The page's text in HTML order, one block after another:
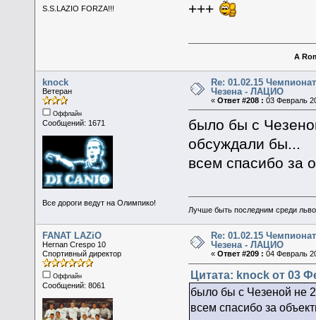
S.S.LAZIO FORZA!!! +++
A
knock
Ветеран
Оффлайн
Сообщений: 1671
Все дороги ведут на Олимпико!
Re: 01.02.15
Чезена - ЛАЦИО
«Ответ #208 : 03 Февраль
было бы с
обсуждали бы...
всем спасибо за
Лучше быть последним среди
FANAT LAZiO
Hernan Crespo 10
Спортивный директор
Оффлайн
Сообщений: 8061
Re: 01.02.15
Чезена - ЛАЦИО
«Ответ #209 : 04 Февраль
Цитата: knock от 03
было бы с Чезеной не
всем спасибо за